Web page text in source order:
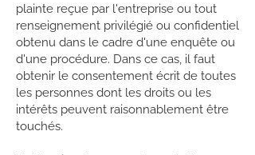
plainte reçue par l'entreprise ou tout
renseignement privilégié ou confidentiel
obtenu dans le cadre d'une enquête ou
d'une procédure. Dans ce cas, il faut
obtenir le consentement écrit de toutes
les personnes dont les droits ou les
intérêts peuvent raisonnablement être
touchés.